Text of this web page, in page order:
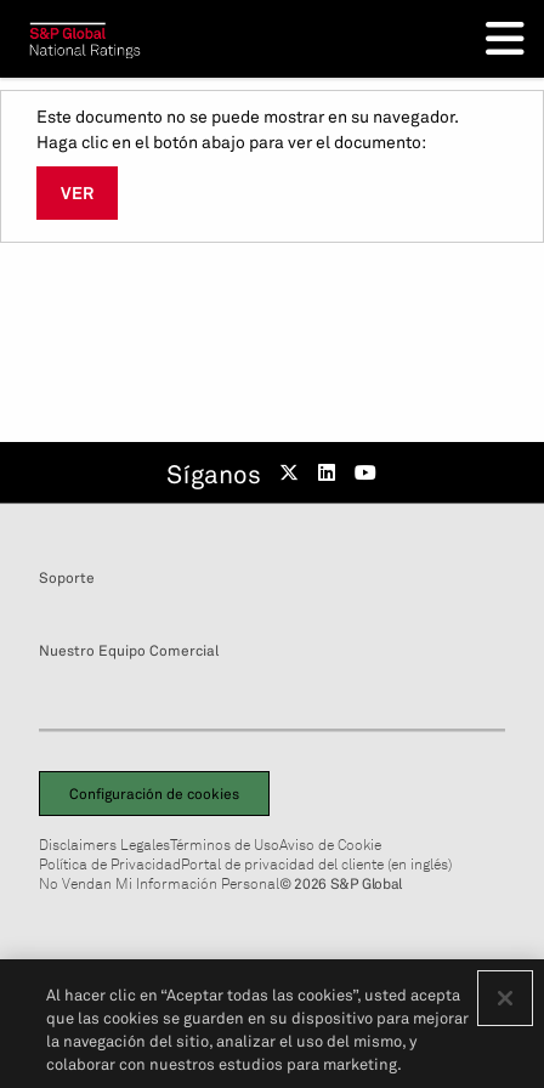
Este documento no se puede mostrar en su navegador.
Haga clic en el botón abajo para ver el documento:
VER
Síganos
Soporte
Nuestro Equipo Comercial
Configuración de cookies
Disclaimers LegalesTérminos de UsoAviso de Cookie
Política de PrivacidadPortal de privacidad del cliente (en inglés)
No Vendan Mi Información Personal© 2026 S&P Global
Al hacer clic en “Aceptar todas las cookies”, usted acepta
que las cookies se guarden en su dispositivo para mejorar
la navegación del sitio, analizar el uso del mismo, y
colaborar con nuestros estudios para marketing.